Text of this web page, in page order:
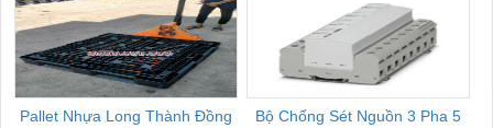
Pallet Nhựa Long Thành Đồng
Bộ Chống Sét Nguồn 3 Pha 5